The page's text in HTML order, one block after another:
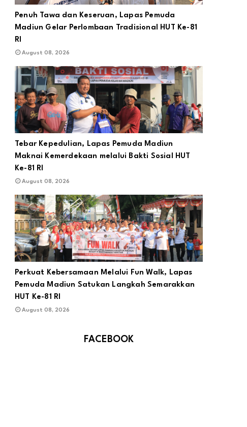
Penuh Tawa dan Keseruan, Lapas Pemuda
Madiun Gelar Perlombaan Tradisional HUT Ke-81
RI
August 08, 2026
Tebar Kepedulian, Lapas Pemuda Madiun
Maknai Kemerdekaan melalui Bakti Sosial HUT
Ke-81 RI
August 08, 2026
Perkuat Kebersamaan Melalui Fun Walk, Lapas
Pemuda Madiun Satukan Langkah Semarakkan
HUT Ke-81 RI
August 08, 2026
FACEBOOK